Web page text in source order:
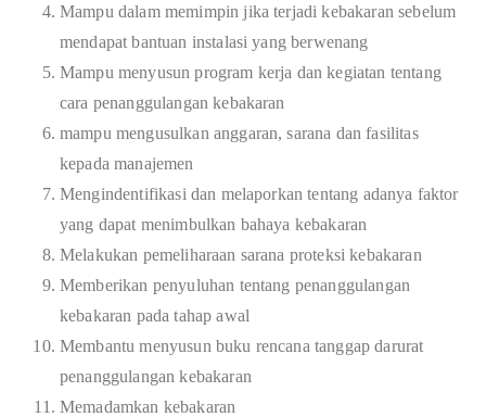
Mampu dalam memimpin jika terjadi kebakaran sebelum
mendapat bantuan instalasi yang berwenang
Mampu menyusun program kerja dan kegiatan tentang
cara penanggulangan kebakaran
mampu mengusulkan anggaran, sarana dan fasilitas
kepada manajemen
Mengindentifikasi dan melaporkan tentang adanya faktor
yang dapat menimbulkan bahaya kebakaran
Melakukan pemeliharaan sarana proteksi kebakaran
Memberikan penyuluhan tentang penanggulangan
kebakaran pada tahap awal
Membantu menyusun buku rencana tanggap darurat
penanggulangan kebakaran
Memadamkan kebakaran